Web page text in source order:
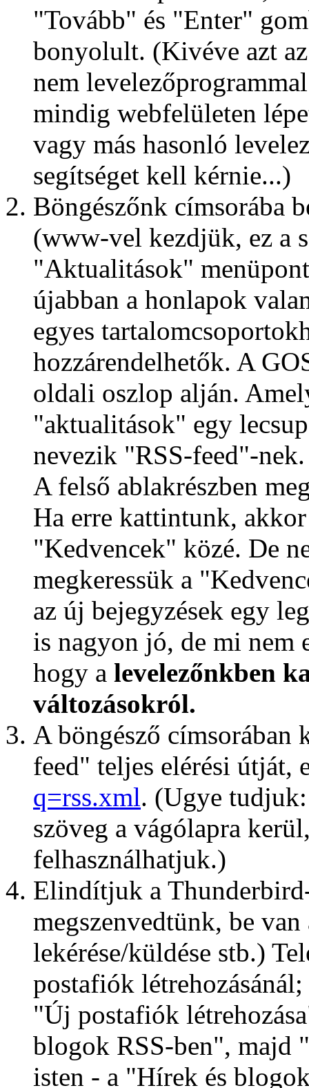
"Tovább" és "Enter"
bonyolult. (Kivéve azt
nem
mindig webfelületen
vagy más hasonló
segítséget kell kérnie...)
Böngészőnk címsorába
(www-vel kezdjük, ez a
"Aktualitások"
újabban a honlapok
egyes
hozzárendelhetők. A
oldali oszlop alján.
"aktualitások" egy
nevezik "RSS-feed"-nek.
A felső ablakrészben
Ha erre kattintunk,
"Kedvencek" közé. De
megkeressük a
az új bejegyzések egy
is nagyon jó, de mi nem
hogy a levelezőnkben
változásokról.
A böngésző
feed" teljes elérési útját,
q=rss.xml. (Ugye
szöveg a vágólapra
felhasználhatjuk.)
Elindítjuk a
megszenvedtünk, be
lekérése/küldése stb.)
postafiók
"Új postafiók
blogok RSS-ben", majd
isten - a "Hírek és